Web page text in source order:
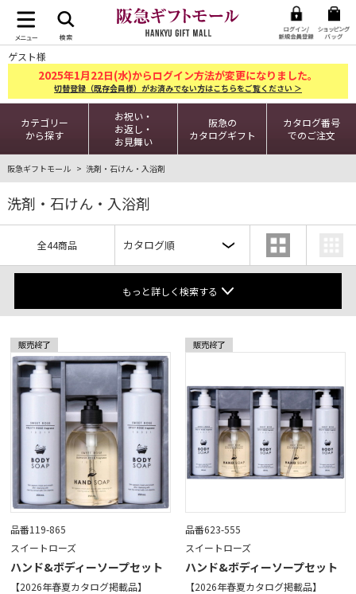
ゲスト様
2025年1月22日(水)からログイン方法が変更になりました。
切替登録（既存会員様）がお済みでない方はこちらをご覧ください ＞
カテゴリー
から探す
お祝い・
お返し・
お見舞い
阪急の
カタログギフト
カタログ番号
でのご注文
阪急ギフトモール 洗剤・石けん・入浴剤
洗剤・石けん・入浴剤
全44商品
もっと詳しく検索する
品番119-865
スイートローズ
ハンド&ボディーソープセット
【2026年春夏カタログ掲載品】
品番623-555
スイートローズ
ハンド&ボディーソープセット
【2026年春夏カタログ掲載品】